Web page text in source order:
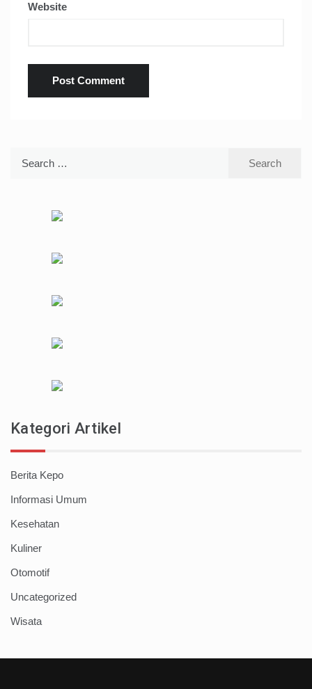
Website
Kategori Artikel
Berita Kepo
Informasi Umum
Kesehatan
Kuliner
Otomotif
Uncategorized
Wisata